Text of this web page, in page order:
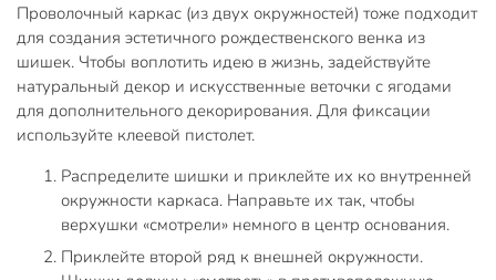
Проволочный каркас (из двух окружностей) тоже подходит
для создания эстетичного рождественского венка из
шишек. Чтобы воплотить идею в жизнь, задействуйте
натуральный декор и искусственные веточки с ягодами
для дополнительного декорирования. Для фиксации
используйте клеевой пистолет.
Распределите шишки и приклейте их ко внутренней
окружности каркаса. Направьте их так, чтобы
верхушки «смотрели» немного в центр основания.
Приклейте второй ряд к внешней окружности.